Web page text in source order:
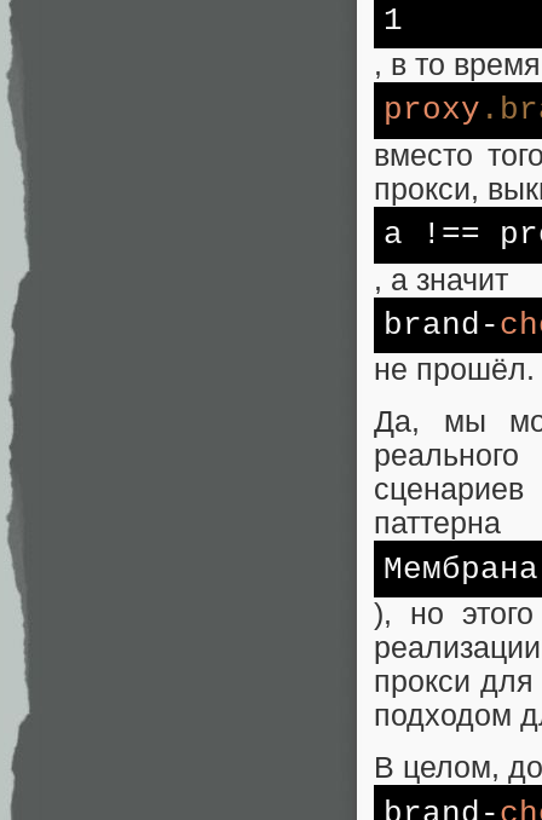
1
, в то
proxy
вместо
прокси,
a !==
, а значит
brand-
не прошёл.
Да, мы
паттерна
Мембрана
), но
прокси для
подходом
В целом,